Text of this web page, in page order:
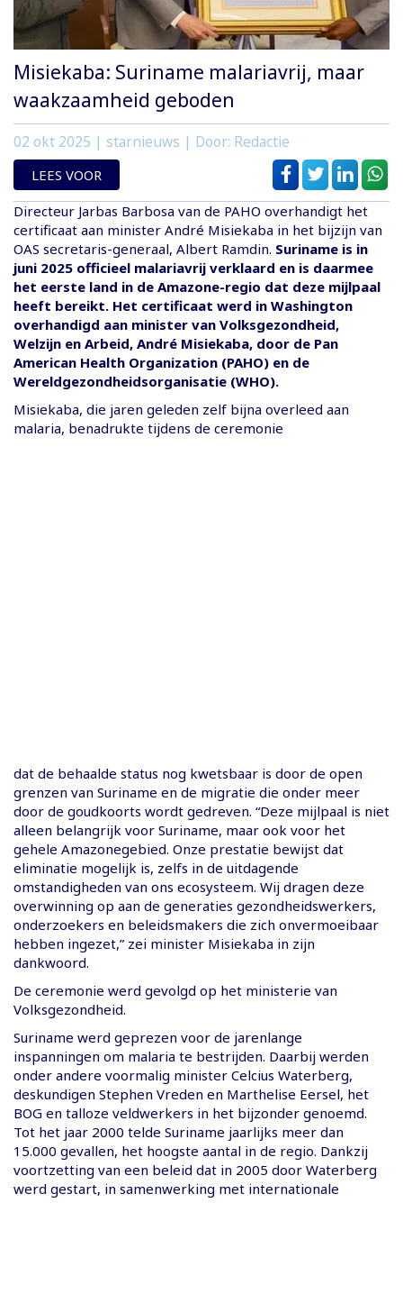
Misiekaba: Suriname malariavrij, maar
waakzaamheid geboden
02 okt 2025 | starnieuws | Door: Redactie
LEES VOOR
Directeur Jarbas Barbosa van de PAHO overhandigt het
certificaat aan minister André Misiekaba in het bijzijn van
OAS secretaris-generaal, Albert Ramdin. Suriname is in
juni 2025 officieel malariavrij verklaard en is daarmee
het eerste land in de Amazone-regio dat deze mijlpaal
heeft bereikt. Het certificaat werd in Washington
overhandigd aan minister van Volksgezondheid,
Welzijn en Arbeid, André Misiekaba, door de Pan
American Health Organization (PAHO) en de
Wereldgezondheidsorganisatie (WHO).
Misiekaba, die jaren geleden zelf bijna overleed aan
malaria, benadrukte tijdens de ceremonie
dat de behaalde status nog kwetsbaar is door de open
grenzen van Suriname en de migratie die onder meer
door de goudkoorts wordt gedreven. “Deze mijlpaal is niet
alleen belangrijk voor Suriname, maar ook voor het
gehele Amazonegebied. Onze prestatie bewijst dat
eliminatie mogelijk is, zelfs in de uitdagende
omstandigheden van ons ecosysteem. Wij dragen deze
overwinning op aan de generaties gezondheidswerkers,
onderzoekers en beleidsmakers die zich onvermoeibaar
hebben ingezet,” zei minister Misiekaba in zijn
dankwoord.
De ceremonie werd gevolgd op het ministerie van
Volksgezondheid.
Suriname werd geprezen voor de jarenlange
inspanningen om malaria te bestrijden. Daarbij werden
onder andere voormalig minister Celcius Waterberg,
deskundigen Stephen Vreden en Marthelise Eersel, het
BOG en talloze veldwerkers in het bijzonder genoemd.
Tot het jaar 2000 telde Suriname jaarlijks meer dan
15.000 gevallen, het hoogste aantal in de regio. Dankzij
voortzetting van een beleid dat in 2005 door Waterberg
werd gestart, in samenwerking met internationale